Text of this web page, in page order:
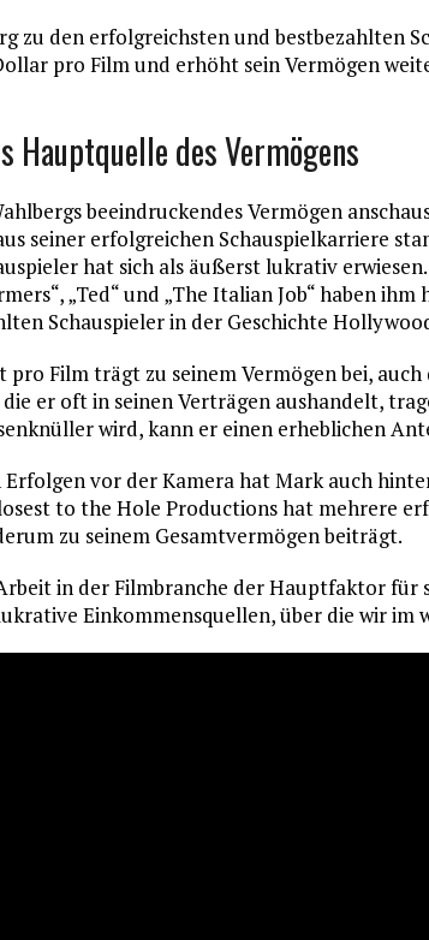
zu den erfolgreichsten und bestbezahlten
pro Film und erhöht sein Vermögen
Hauptquelle des Vermögens
beeindruckendes Vermögen
seiner erfolgreichen Schauspielkarriere
hat sich als äußerst lukrativ
„Ted“ und „The Italian Job“ haben
Schauspieler in der Geschichte
pro Film trägt zu seinem Vermögen bei,
er oft in seinen Verträgen aushandelt,
wird, kann er einen erheblichen
Erfolgen vor der Kamera hat Mark auch
to the Hole Productions hat mehrere
zu seinem Gesamtvermögen beiträgt.
in der Filmbranche der Hauptfaktor für
Einkommensquellen, über die wir im